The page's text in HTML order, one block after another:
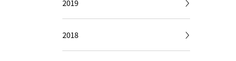
2019
2018